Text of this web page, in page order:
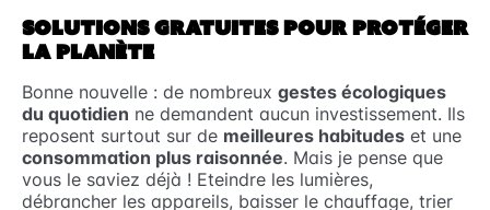
SOLUTIONS GRATUITES POUR PROTÉGER
LA PLANÈTE
Bonne nouvelle : de nombreux gestes écologiques
du quotidien ne demandent aucun investissement. Ils
reposent surtout sur de meilleures habitudes et une
consommation plus raisonnée. Mais je pense que
vous le saviez déjà ! Eteindre les lumières,
débrancher les appareils, baisser le chauffage, trier